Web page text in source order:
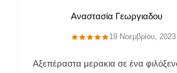
Αναστασία Γεωργιαδου
19 Νοεμβρίου, 2023
Αξεπέραστα μερακια σε ένα